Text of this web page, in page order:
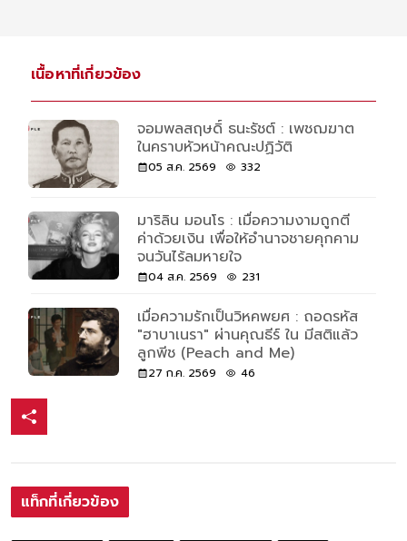
เนื้อหาที่เกี่ยวข้อง
จอมพลสฤษดิ์ ธนะรัชต์ : เพชฌฆาต
ในคราบหัวหน้าคณะปฏิวัติ
05 ส.ค. 2569 332
มาริลิน มอนโร : เมื่อความงามถูกตี
ค่าด้วยเงิน เพื่อให้อำนาจชายคุกคาม
จนวันไร้ลมหายใจ
04 ส.ค. 2569 231
เมื่อความรักเป็นวิหคพยศ : ถอดรหัส
"ฮาบาเนรา" ผ่านคุณธีร์ ใน มีสติแล้ว
ลูกพีช (Peach and Me)
27 ก.ค. 2569 46
แท็กที่เกี่ยวข้อง